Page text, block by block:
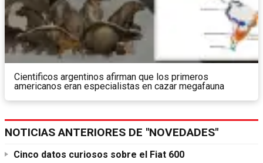
Cientificos argentinos afirman que los primeros
americanos eran especialistas en cazar megafauna
NOTICIAS ANTERIORES DE "NOVEDADES"
Cinco datos curiosos sobre el Fiat 600